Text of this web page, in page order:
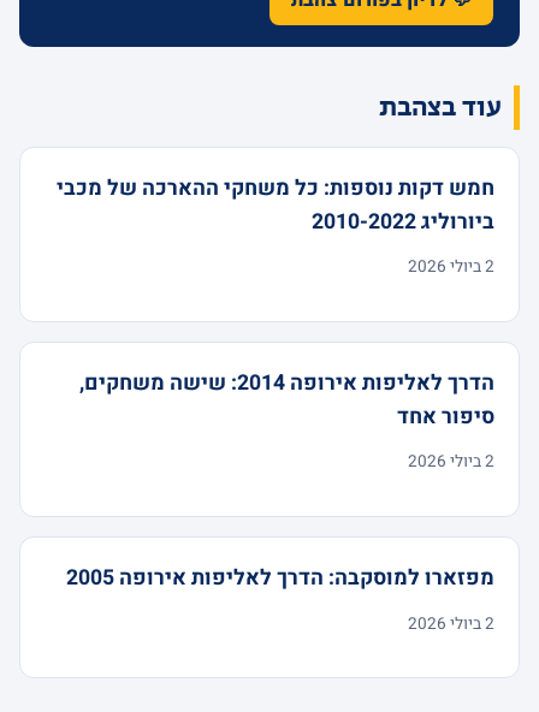
עוד בצהבת
חמש דקות נוספות: כל משחקי ההארכה של מכבי
ביורוליג 2010-2022
2 ביולי 2026
הדרך לאליפות אירופה 2014: שישה משחקים,
סיפור אחד
2 ביולי 2026
מפזארו למוסקבה: הדרך לאליפות אירופה 2005
2 ביולי 2026